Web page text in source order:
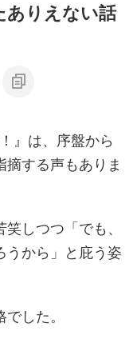
ありえない話
』は、序盤から
する声もありま
しつつ「でも、
うから」と庇う姿
した。